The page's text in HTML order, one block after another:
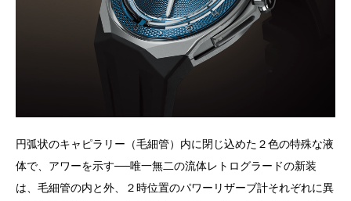
円弧状のキャピラリー（毛細管）内に閉じ込めた２色の特殊な液
体で、アワーを示す──唯一無二の流体レトログラードの新装
は、毛細管の内と外、２時位置のパワーリザーブ計それぞれに異